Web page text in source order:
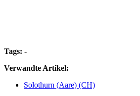
Tags: -
Verwandte Artikel:
Solothurn (Aare) (CH)